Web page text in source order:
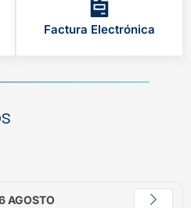
Factura Electrónica
AGOSTO